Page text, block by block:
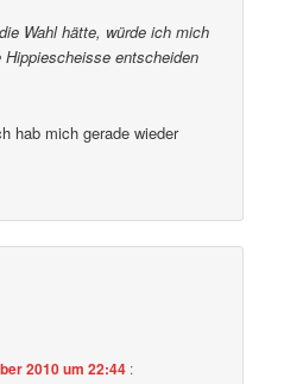
Wahl hätte, würde ich mich
entscheiden
hab mich gerade wieder
2010 um 22:44 :